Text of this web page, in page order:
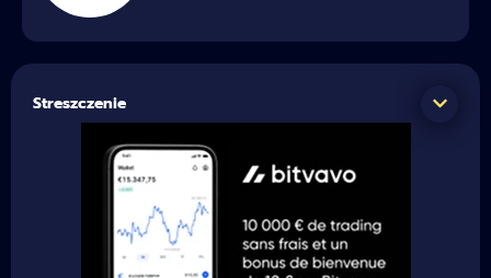
Streszczenie